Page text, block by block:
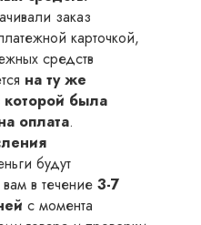
заказ
карточкой,
средств
на ту же
которой была
оплата.
будут
в течение 3-7
с момента